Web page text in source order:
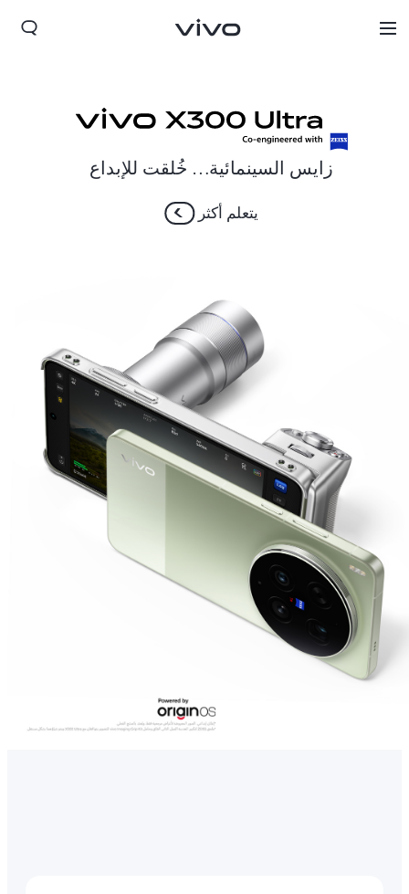
زايس السينمائية… خُلقت للإبداع
يتعلم أكثر